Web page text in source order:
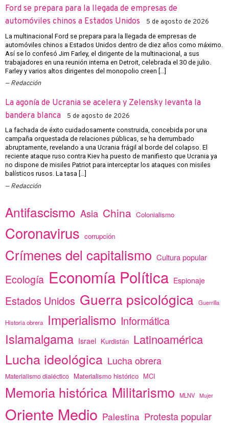
Ford se prepara para la llegada de empresas de
automóviles chinos a Estados Unidos
5 de agosto de 2026
La multinacional Ford se prepara para la llegada de empresas de
automóviles chinos a Estados Unidos dentro de diez años como máximo.
Así se lo confesó Jim Farley, el dirigente de la multinacional, a sus
trabajadores en una reunión interna en Detroit, celebrada el 30 de julio.
Farley y varios altos dirigentes del monopolio creen […]
Redacción
La agonía de Ucrania se acelera y Zelensky levanta la
bandera blanca
5 de agosto de 2026
La fachada de éxito cuidadosamente construida, concebida por una
campaña orquestada de relaciones públicas, se ha derrumbado
abruptamente, revelando a una Ucrania frágil al borde del colapso. El
reciente ataque ruso contra Kiev ha puesto de manifiesto que Ucrania ya
no dispone de misiles Patriot para interceptar los ataques con misiles
balísticos rusos. La tasa […]
Redacción
Antifascismo Asia China Colonialismo
Coronavirus corrupción
Crímenes del capitalismo Cultura popular
Ecología Economía Política Espionaje
Estados Unidos Guerra psicológica Guerrilla
Historia obrera Imperialismo Informática
Islamalgama Israel Kurdistán Latinoamérica
Lucha ideológica Lucha obrera
Materialismo dialéctico Materialismo histórico MCI
Memoria histórica Militarismo MLNV Mujer
Oriente Medio Palestina Protesta popular